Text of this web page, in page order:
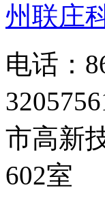
州联庄
电话：
市高新
602室